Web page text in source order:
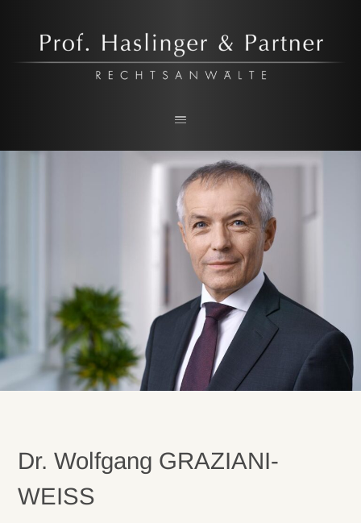
Prof. Haslinger & Partner
Dr. Wolfgang GRAZIANI-
WEISS